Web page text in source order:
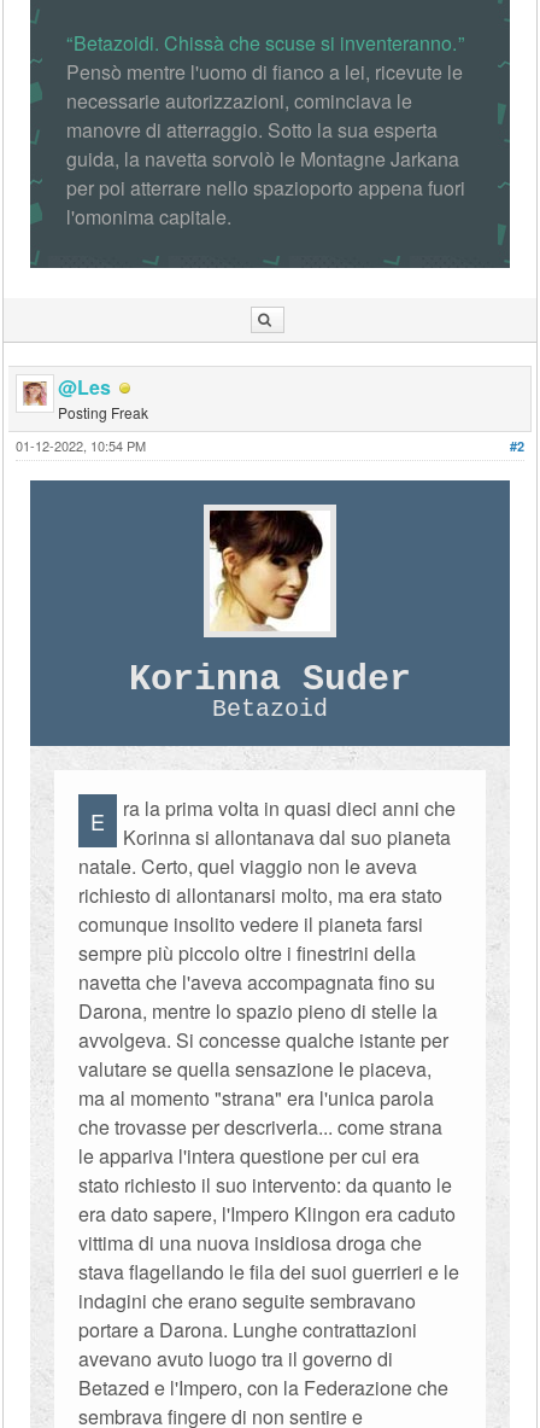
Betazoidi. Chissà che scuse si inventeranno.
Pensò mentre l'uomo di fianco a lei, ricevute le
necessarie autorizzazioni, cominciava le
manovre di atterraggio. Sotto la sua esperta
guida, la navetta sorvolò le Montagne Jarkana
per poi atterrare nello spazioporto appena fuori
l'omonima capitale.
@Les
Posting Freak
#2
01-12-2022, 10:54 PM
Korinna Suder
Betazoid
E
ra la prima volta in quasi dieci anni che
Korinna si allontanava dal suo pianeta
natale. Certo, quel viaggio non le aveva
richiesto di allontanarsi molto, ma era stato
comunque insolito vedere il pianeta farsi
sempre più piccolo oltre i finestrini della
navetta che l'aveva accompagnata fino su
Darona, mentre lo spazio pieno di stelle la
avvolgeva. Si concesse qualche istante per
valutare se quella sensazione le piaceva,
ma al momento "strana" era l'unica parola
che trovasse per descriverla... come strana
le appariva l'intera questione per cui era
stato richiesto il suo intervento: da quanto le
era dato sapere, l'Impero Klingon era caduto
vittima di una nuova insidiosa droga che
stava flagellando le fila dei suoi guerrieri e le
indagini che erano seguite sembravano
portare a Darona. Lunghe contrattazioni
avevano avuto luogo tra il governo di
Betazed e l'Impero, con la Federazione che
sembrava fingere di non sentire e